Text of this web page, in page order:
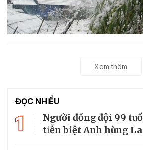
Xem thêm
ĐỌC NHIỀU
1
Người đồng đội 99
tiễn biệt Anh hùng La